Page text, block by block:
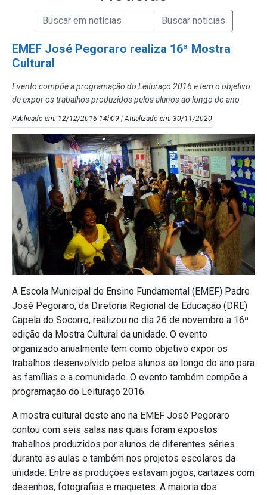
Campo de Busca de Notícias
Campo de Busca de informaçõesEnviar a Busca de Notícias
EMEF José Pegoraro realiza 16ª Mostra
Cultural
Evento compõe a programação do Leituraço 2016 e tem o objetivo
de expor os trabalhos produzidos pelos alunos ao longo do ano
Publicado em: 12/12/2016 14h09 | Atualizado em: 30/11/2020
A Escola Municipal de Ensino Fundamental (EMEF) Padre
José Pegoraro, da Diretoria Regional de Educação (DRE)
Capela do Socorro, realizou no dia 26 de novembro a 16ª
edição da Mostra Cultural da unidade. O evento
organizado anualmente tem como objetivo expor os
trabalhos desenvolvido pelos alunos ao longo do ano para
as famílias e a comunidade. O evento também compõe a
programação do Leituraço 2016.
A mostra cultural deste ano na EMEF José Pegoraro
contou com seis salas nas quais foram expostos
trabalhos produzidos por alunos de diferentes séries
durante as aulas e também nos projetos escolares da
unidade. Entre as produções estavam jogos, cartazes com
desenhos, fotografias e maquetes. A maioria dos